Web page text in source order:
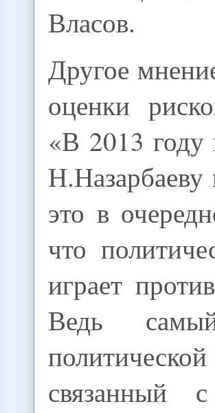
Власов.
Другое
оценки
«В 2013 году
это в
что
играет
Ведь
связанный